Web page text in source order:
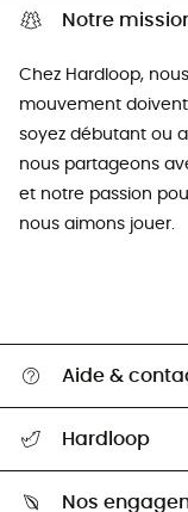
Notre
Chez Hardloop,
mouvement
soyez débutant ou
nous partageons
et notre passion
nous aimons jouer.
Aide &
Retour &
Guide des tailles
Hardloop
Nos